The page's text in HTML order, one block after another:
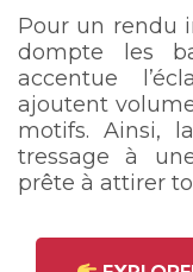
Pour un rendu
dompte les
accentue
ajoutent
motifs. Ainsi,
tressage à
prête à attirer